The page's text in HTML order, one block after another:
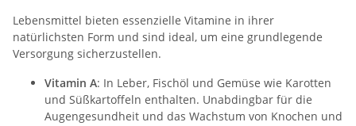
Lebensmittel bieten essenzielle Vitamine in ihrer
natürlichsten Form und sind ideal, um eine grundlegende
Versorgung sicherzustellen.
Vitamin A: In Leber, Fischöl und Gemüse wie Karotten
und Süßkartoffeln enthalten. Unabdingbar für die
Augengesundheit und das Wachstum von Knochen und